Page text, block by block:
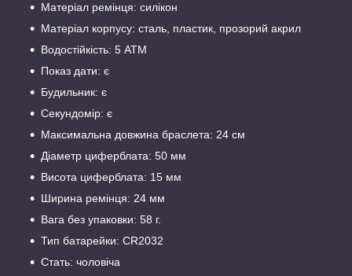
Матеріал ремінця: силікон
Матеріал корпусу: сталь, пластик, прозорий акрил
Водостійкість: 5 АТМ
Показ дати: є
Будильник: є
Секундомір: є
Максимальна довжина браслета: 24 см
Діаметр циферблата: 50 мм
Висота циферблата: 15 мм
Ширина ремінця: 24 мм
Вага без упаковки: 58 г.
Тип батарейки: CR2032
Стать: чоловіча